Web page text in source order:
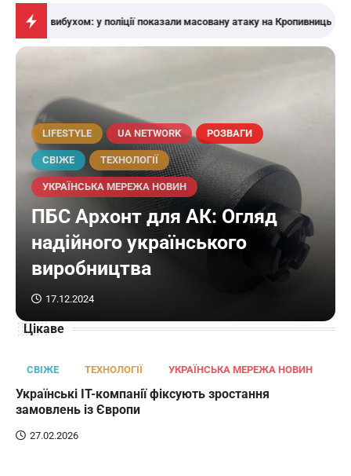
за вибухом: у поліції показали масовану атаку на Кропивницький
LIFESTYLE UA NETWORK РОЗВАГИ
СВІЖЕ ТЕХНОЛОГІЇ
УКРАЇНСЬКА МЕРЕЖА НОВИН
ПБС Архонт для АК: Огляд
надійного українського
виробництва
17.12.2024
Цікаве
СВІЖЕ ТЕХНОЛОГІЇ УКРАЇНСЬКА МЕРЕЖА НОВИН
Українські IT-компанії фіксують зростання
замовлень із Європи
27.02.2026